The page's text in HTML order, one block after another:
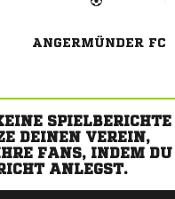
ANGERMÜNDER FC
SPIELBERICHTE
DEINEN VEREIN,
FANS, INDEM DU
ANLEGST.